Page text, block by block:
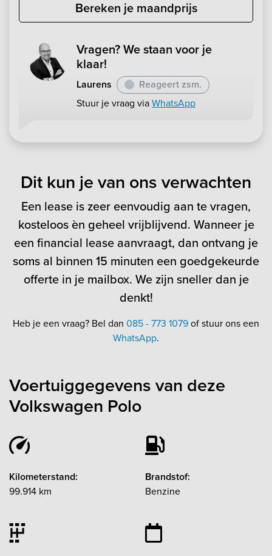
Bereken je maandprijs
Vragen? We staan voor je
klaar!
Laurens
Reageert zsm.
Stuur je vraag viaWhatsApp
Dit kun je van ons verwachten
Een lease is zeer eenvoudig aan te vragen,
kosteloos èn geheel vrijblijvend. Wanneer je
een financial lease aanvraagt, dan ontvang je
soms al binnen 15 minuten een goedgekeurde
offerte in je mailbox. We zijn sneller dan je
denkt!
Heb je een vraag? Bel dan 085 - 773 1079of stuur ons een
WhatsApp.
Voertuiggegevens van deze
Volkswagen Polo
Kilometerstand:
99.914 km
Brandstof:
Benzine